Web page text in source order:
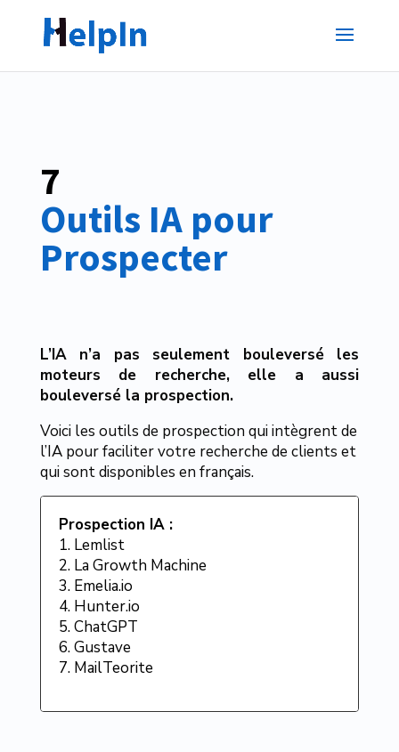
7
Outils IA pour
Prospecter
L’IA n’a pas seulement bouleversé les
moteurs de recherche, elle a aussi
bouleversé la prospection.
Voici les outils de prospection qui intègrent de
l’IA pour faciliter votre recherche de clients et
qui sont disponibles en français.
Prospection IA :
1. Lemlist
2. La Growth Machine
3. Emelia.io
4. Hunter.io
5. ChatGPT
6. Gustave
7. MailTeorite